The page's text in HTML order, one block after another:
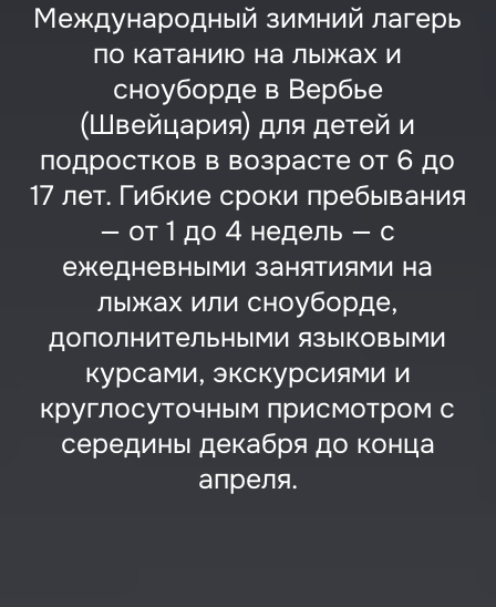
Международный зимний лагерь
по катанию на лыжах и
сноуборде в Вербье
(Швейцария) для детей и
подростков в возрасте от 6 до
17 лет. Гибкие сроки пребывания
— от 1 до 4 недель — с
ежедневными занятиями на
лыжах или сноуборде,
дополнительными языковыми
курсами, экскурсиями и
круглосуточным присмотром с
середины декабря до конца
апреля.